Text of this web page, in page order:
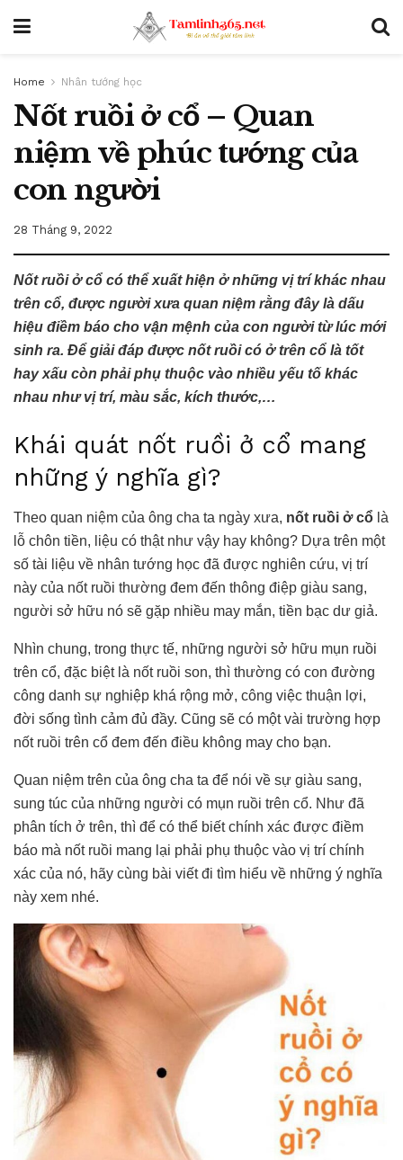
Home Nhân tướng học
Nốt ruồi ở cổ – Quan
niệm về phúc tướng của
con người
28 Tháng 9, 2022
Nốt ruồi ở cổ có thể xuất hiện ở những vị trí khác nhau
trên cổ, được người xưa quan niệm rằng đây là dấu
hiệu điềm báo cho vận mệnh của con người từ lúc mới
sinh ra. Để giải đáp được nốt ruồi có ở trên cổ là tốt
hay xấu còn phải phụ thuộc vào nhiều yếu tố khác
nhau như vị trí, màu sắc, kích thước,…
Khái quát nốt ruồi ở cổ mang
những ý nghĩa gì?
Theo quan niệm của ông cha ta ngày xưa, nốt ruồi ở cổ là
lỗ chôn tiền, liệu có thật như vậy hay không? Dựa trên một
số tài liệu về nhân tướng học đã được nghiên cứu, vị trí
này của nốt ruồi thường đem đến thông điệp giàu sang,
người sở hữu nó sẽ gặp nhiều may mắn, tiền bạc dư giả.
Nhìn chung, trong thực tế, những người sở hữu mụn ruồi
trên cổ, đặc biệt là nốt ruồi son, thì thường có con đường
công danh sự nghiệp khá rộng mở, công việc thuận lợi,
đời sống tình cảm đủ đầy. Cũng sẽ có một vài trường hợp
nốt ruồi trên cổ đem đến điều không may cho bạn.
Quan niệm trên của ông cha ta để nói về sự giàu sang,
sung túc của những người có mụn ruồi trên cổ. Như đã
phân tích ở trên, thì để có thể biết chính xác được điềm
báo mà nốt ruồi mang lại phải phụ thuộc vào vị trí chính
xác của nó, hãy cùng bài viết đi tìm hiểu về những ý nghĩa
này xem nhé.